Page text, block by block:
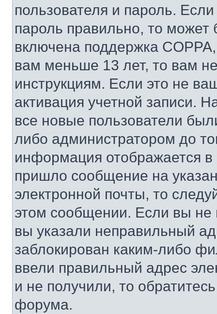
пользователя и пароль.
пароль правильно, то может
включена поддержка
вам меньше 13 лет, то вам
инструкциям. Если это не
активация учетной записи.
все новые пользователи
либо администратором до
информация отображается
пришло сообщение на
электронной почты, то
этом сообщении. Если вы
вы указали неправильный
заблокирован каким-либо
ввели правильный адрес
и не получили, то
форума.